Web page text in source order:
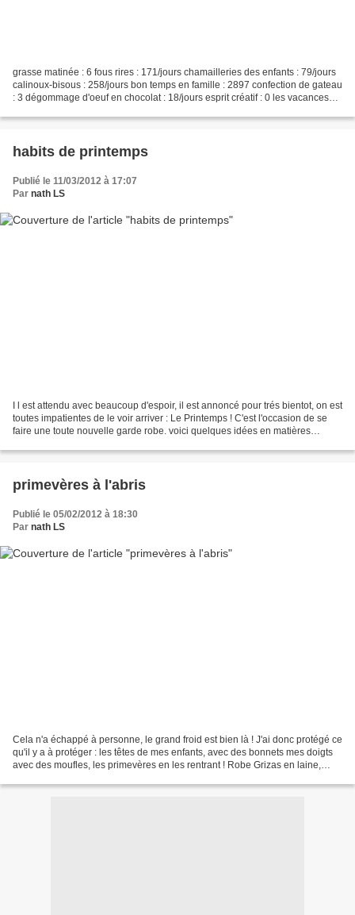
grasse matinée : 6 fous rires : 171/jours chamailleries des enfants : 79/jours
calinoux-bisous : 258/jours bon temps en famille : 2897 confection de gateau
: 3 dégommage d'oeuf en chocolat : 18/jours esprit créatif : 0 les vacances
habits de printemps
Publié le 11/03/2012 à 17:07
Par nath LS
I l est attendu avec beaucoup d'espoir, il est annoncé pour trés bientot, on est
toutes impatientes de le voir arriver : Le Printemps ! C'est l'occasion de se
faire une toute nouvelle garde robe. voici quelques idées en matières
primevères à l'abris
Publié le 05/02/2012 à 18:30
Par nath LS
Cela n'a échappé à personne, le grand froid est bien là ! J'ai donc protégé ce
qu'il y a à protéger : les têtes de mes enfants, avec des bonnets mes doigts
avec des moufles, les primevères en les rentrant ! Robe Grizas en laine,